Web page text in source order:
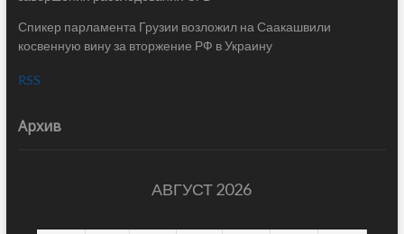
Спикер парламента Грузии возложил на Саакашвили
косвенную вину за вторжение РФ в Украину
RSS
Архив
АВГУСТ 2026